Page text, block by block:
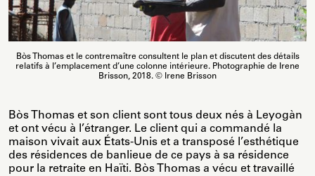
Bòs Thomas et le contremaître consultent le plan et discutent des détails
relatifs à l’emplacement d’une colonne intérieure. Photographie de Irene
Brisson, 2018. © Irene Brisson
Bòs Thomas et son client sont tous deux nés à Leyogàn
et ont vécu à l’étranger. Le client qui a commandé la
maison vivait aux États-Unis et a transposé l’esthétique
des résidences de banlieue de ce pays à sa résidence
pour la retraite en Haïti. Bòs Thomas a vécu et travaillé